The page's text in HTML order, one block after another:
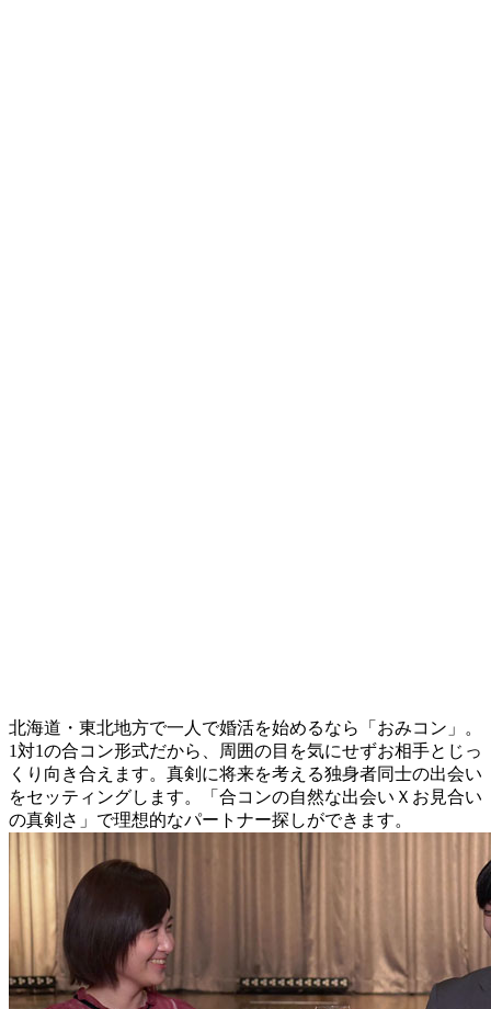
北海道・東北地方で一人で婚活を始めるなら「おみコン」。
1対1の合コン形式だから、周囲の目を気にせずお相手とじっ
くり向き合えます。真剣に将来を考える独身者同士の出会い
をセッティングします。「合コンの自然な出会いＸお見合い
の真剣さ」で理想的なパートナー探しができます。